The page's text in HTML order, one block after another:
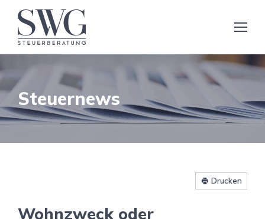
Steuernews
Drucken
Wohnzweck oder